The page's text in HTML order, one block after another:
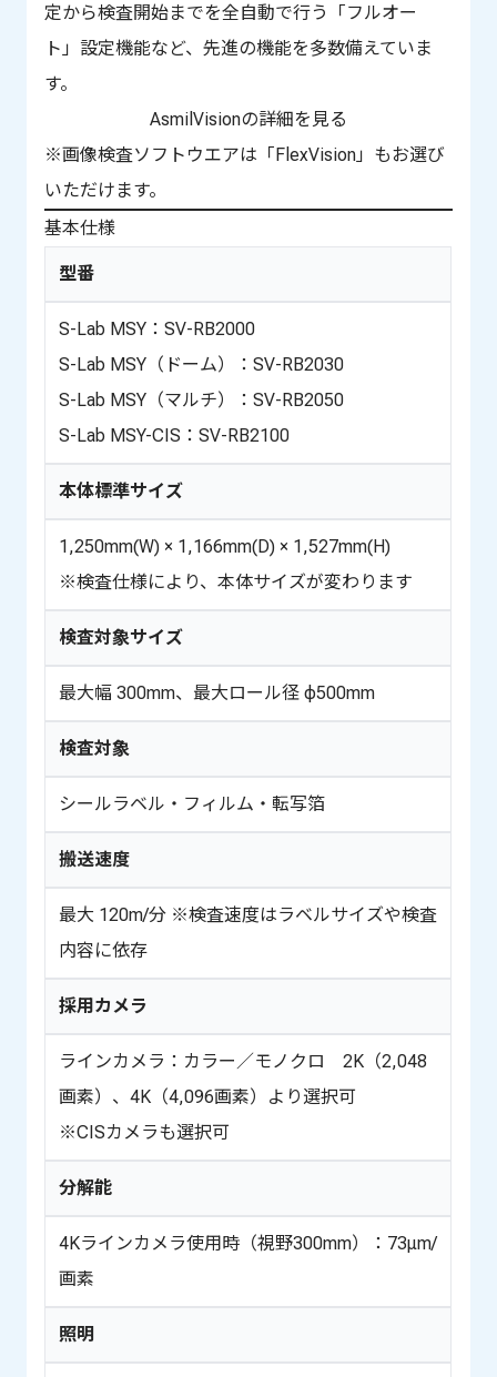
定から検査開始までを全自動で行う「フルオー
ト」設定機能など、先進の機能を多数備えていま
す。
AsmilVisionの詳細を見る
※画像検査ソフトウエアは「FlexVision」もお選び
いただけます。
基本仕様
型番
S-Lab MSY：SV-RB2000
S-Lab MSY（ドーム）：SV-RB2030
S-Lab MSY（マルチ）：SV-RB2050
S-Lab MSY-CIS：SV-RB2100
本体標準サイズ
1,250mm(W) × 1,166mm(D) × 1,527mm(H)
※検査仕様により、本体サイズが変わります
検査対象サイズ
最大幅 300mm、最大ロール径 φ500mm
検査対象
シールラベル・フィルム・転写箔
搬送速度
最大 120m/分 ※検査速度はラベルサイズや検査
内容に依存
採用カメラ
ラインカメラ：カラー／モノクロ 2K（2,048
画素）、4K（4,096画素）より選択可
※CISカメラも選択可
分解能
4Kラインカメラ使用時（視野300mm）：73μm/
画素
照明